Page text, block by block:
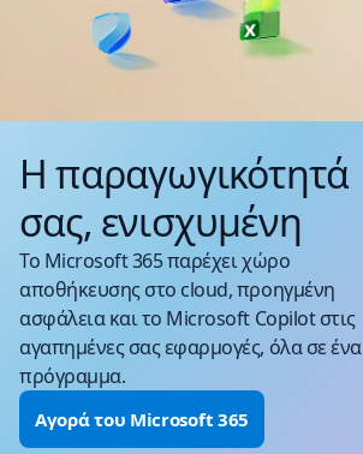
Η παραγωγικότητά
σας, ενισχυμένη
Το Microsoft 365 παρέχει χώρο
αποθήκευσης στο cloud, προηγμένη
ασφάλεια και το Microsoft Copilot στις
αγαπημένες σας εφαρμογές, όλα σε ένα
πρόγραμμα.
Αγορά του Microsoft 365